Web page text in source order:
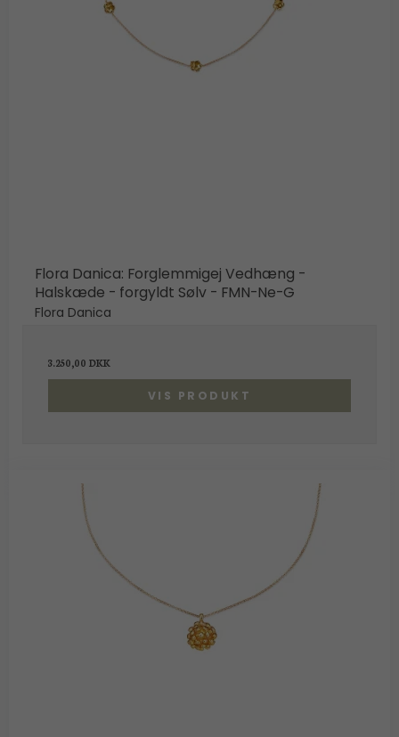
Flora Danica: Forglemmigej Vedhæng -
Halskæde - forgyldt Sølv - FMN-Ne-G
Flora Danica
3.250,00 DKK
VIS PRODUKT